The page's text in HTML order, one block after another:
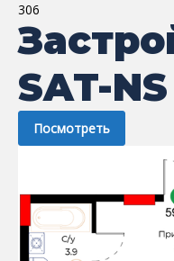
306
SAT-NS
Посмотреть